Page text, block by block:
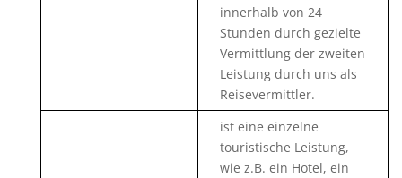
innerhalb von 24
Stunden durch gezielte
Vermittlung der zweiten
Leistung durch uns als
Reisevermittler.
ist eine einzelne
touristische Leistung,
wie z.B. ein Hotel, ein